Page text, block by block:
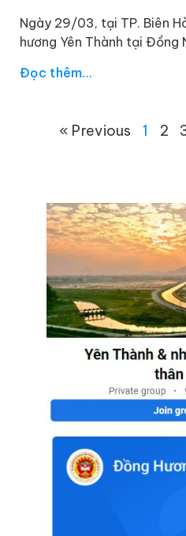
Ngày 29/03, tại TP. Biên
hương Yên Thành tại Đồng
Đọc thêm...
« Previous 1 2